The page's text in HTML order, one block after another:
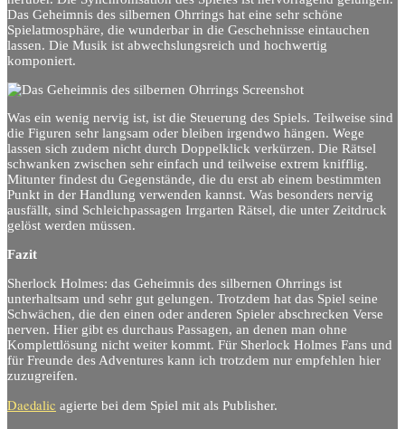
Das Geheimnis des silbernen Ohrrings hat eine sehr schöne
Spielatmosphäre, die wunderbar in die Geschehnisse eintauchen
lassen. Die Musik ist abwechslungsreich und hochwertig
komponiert.
Was ein wenig nervig ist, ist die Steuerung des Spiels. Teilweise sind
die Figuren sehr langsam oder bleiben irgendwo hängen. Wege
lassen sich zudem nicht durch Doppelklick verkürzen. Die Rätsel
schwanken zwischen sehr einfach und teilweise extrem knifflig.
Mitunter findest du Gegenstände, die du erst ab einem bestimmten
Punkt in der Handlung verwenden kannst. Was besonders nervig
ausfällt, sind Schleichpassagen Irrgarten Rätsel, die unter Zeitdruck
gelöst werden müssen.
Fazit
Sherlock Holmes: das Geheimnis des silbernen Ohrrings ist
unterhaltsam und sehr gut gelungen. Trotzdem hat das Spiel seine
Schwächen, die den einen oder anderen Spieler abschrecken Verse
nerven. Hier gibt es durchaus Passagen, an denen man ohne
Komplettlösung nicht weiter kommt. Für Sherlock Holmes Fans und
für Freunde des Adventures kann ich trotzdem nur empfehlen hier
zuzugreifen.
Daedalic agierte bei dem Spiel mit als Publisher.